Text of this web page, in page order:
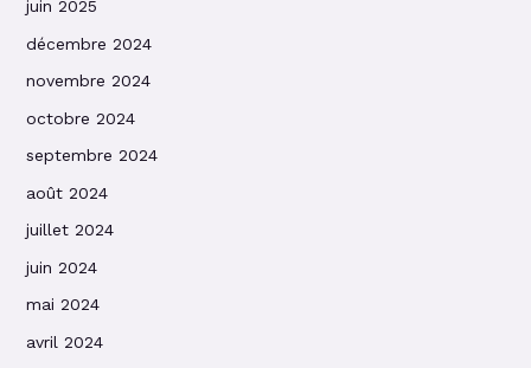
juin 2025
décembre 2024
novembre 2024
octobre 2024
septembre 2024
août 2024
juillet 2024
juin 2024
mai 2024
avril 2024